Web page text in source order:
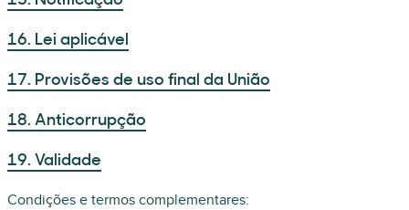
16. Lei aplicável
17. Provisões de uso final da União
18. Anticorrupção
19. Validade
Condições e termos complementares: